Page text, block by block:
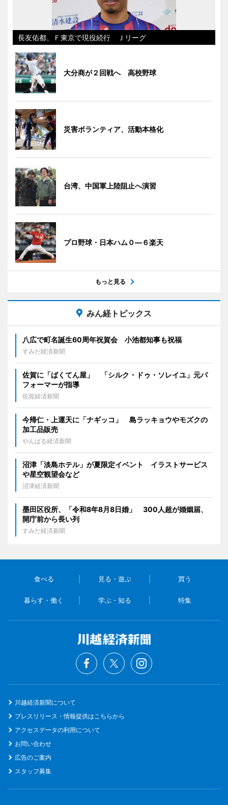
長友佑都、Ｆ東京で現役続行 Ｊリーグ
大分商が２回戦へ 高校野球
災害ボランティア、活動本格化
台湾、中国軍上陸阻止へ演習
プロ野球・日本ハム０―６楽天
もっと見る
みん経トピックス
八広で町名誕生60周年祝賀会 小池都知事も祝福
すみだ経済新聞
佐賀に「ばくてん屋」 「シルク・ドゥ・ソレイユ」元パ
フォーマーが指導
佐賀経済新聞
今帰仁・上運天に「ナギッコ」 島ラッキョウやモズクの
加工品販売
やんばる経済新聞
沼津「淡島ホテル」が夏限定イベント イラストサービス
や星空観望会など
沼津経済新聞
墨田区役所、「令和8年8月8日婚」 300人超が婚姻届、
開庁前から長い列
すみだ経済新聞
食べる 見る・遊ぶ 買う
暮らす・働く 学ぶ・知る 特集
川越経済新聞について
プレスリリース・情報提供はこちらから
アクセスデータの利用について
お問い合わせ
広告のご案内
スタッフ募集